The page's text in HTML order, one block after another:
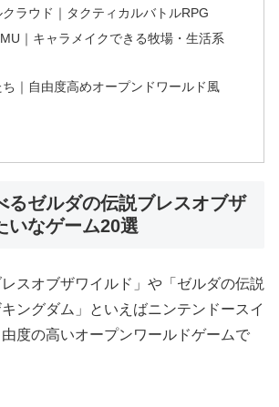
ラウド｜タクティカルバトルRPG
｜キャラメイクできる牧場・生活系
｜自由度高めオープンドワールド風
るゼルダの伝説ブレスオブザ
いなゲーム20選
レスオブザワイルド」や「ゼルダの伝説
ングダム」といえばニンテンドースイ
度の高いオープンワールドゲームで